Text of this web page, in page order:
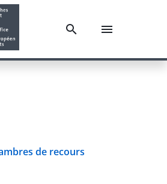
de recours